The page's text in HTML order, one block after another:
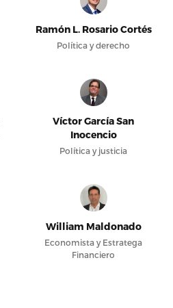
Ramón L. Rosario Cortés
Política y derecho
Víctor García San
Inocencio
Política y justicia
William Maldonado
Economista y Estratega
Financiero